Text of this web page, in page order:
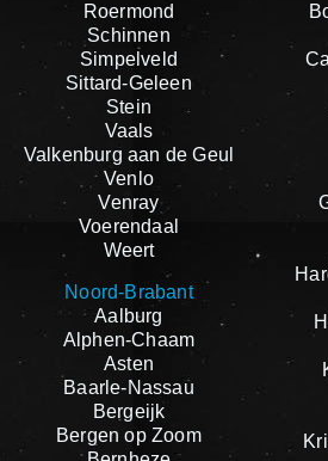
Roermond
Schinnen
Simpelveld
Sittard-Geleen
Stein
Vaals
Valkenburg aan de Geul
Venlo
Venray
Voerendaal
Weert
Noord-Brabant
Aalburg
Alphen-Chaam
Asten
Baarle-Nassau
Bergeijk
Bergen op Zoom